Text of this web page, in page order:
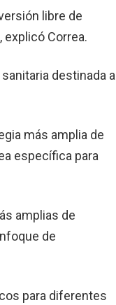
libre de
explicó Correa.
destinada a
más amplia de
específica para
amplias de
de
para diferentes